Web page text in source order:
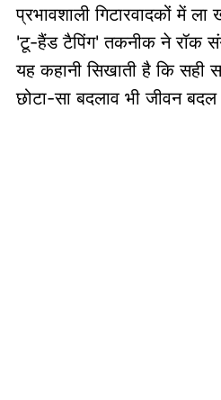
प्रभावशाली गिटारवादकों में
'टू-हैंड टैपिंग' तकनीक ने रॉक
यह कहानी सिखाती है कि सही
छोटा-सा बदलाव भी जीवन